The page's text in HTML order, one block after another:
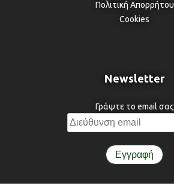
Πολιτική Απορρήτου
Cookies
Newsletter
Γράψτε το email σας